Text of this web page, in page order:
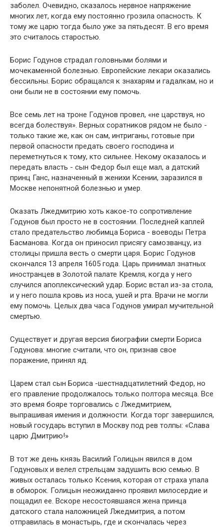
заболел. Очевидно, сказалось нервное напряжение
многих лет, когда ему постоянно грозила опасность. К
тому же царю тогда было уже за пятьдесят. В его время
это считалось старостью.
Борис Годунов страдал головными болями и
мочекаменной болезнью. Европейские лекари оказались
бессильны. Борис обращался к знахарям и гадалкам, но и
они были не в состоянии ему помочь.
Все семь лет на троне Годунов провел, «не царствуя, но
всегда болествуя». Верных соратников рядом не было -
только такие же, как он сам, интриганы, готовые при
первой опасности предать своего господина и
переметнуться к тому, кто сильнее. Некому оказалось и
передать власть - сын Федор был еще мал, а датский
принц Ганс, назначенный в женихи Ксении, заразился в
Москве непонятной болезнью и умер.
Оказать Лжедмитрию хоть какое-то сопротивление
Годунов был просто не в состоянии. Последней каплей
стало предательство любимца Бориса - воеводы Петра
Басманова. Когда он приносил присягу самозванцу, из
столицы пришла весть о смерти царя. Борис Годунов
скончался 13 апреля 1605 года. Царь принимал знатных
иностранцев в Золотой палате Кремля, когда у него
случился апоплексический удар. Борис встал из-за стола,
и у него пошла кровь из носа, ушей и рта. Врачи не могли
ему помочь. Целых два часа Годунов умирал мучительной
смертью.
Существует и другая версия биографии смерти Бориса
Годунова: многие считали, что он, признав свое
поражение, принял яд.
Царем стал сын Бориса -шестнадцатилетний Федор, но
его правление продолжалось только полтора месяца. Все
это время бояре торговались с Лжедмитрием,
выпрашивая имения и должности. Когда торг завершился,
новый государь вступил в Москву под рев толпы: «Слава
царю Дмитрию!»
В тот же день князь Василий Голицын явился в дом
Годуновых и велел стрельцам задушить всю семью. В
живых осталась только Ксения, которая от страха упала
в обморок. Голицын неожиданно проявил милосердие и
пощадил ее. Вскоре несостоявшаяся жена принца
датского стала наложницей Лжедмитрия, а потом
отправилась в монастырь, где и скончалась через